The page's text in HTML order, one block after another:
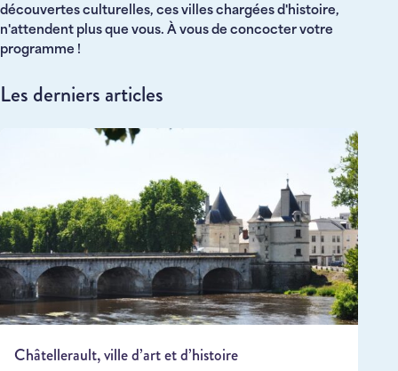
découvertes culturelles, ces villes chargées d'histoire,
n'attendent plus que vous. À vous de concocter votre
programme !
Les derniers articles
Châtellerault, ville d’art et d’histoire